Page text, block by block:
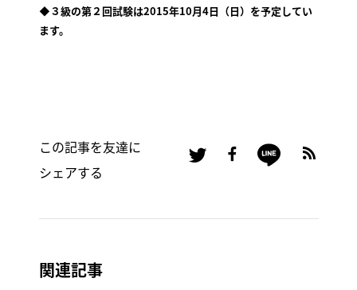
◆３級の第２回試験は2015年10月4日（日）を予定してい
ます。
この記事を友達に
シェアする
関連記事